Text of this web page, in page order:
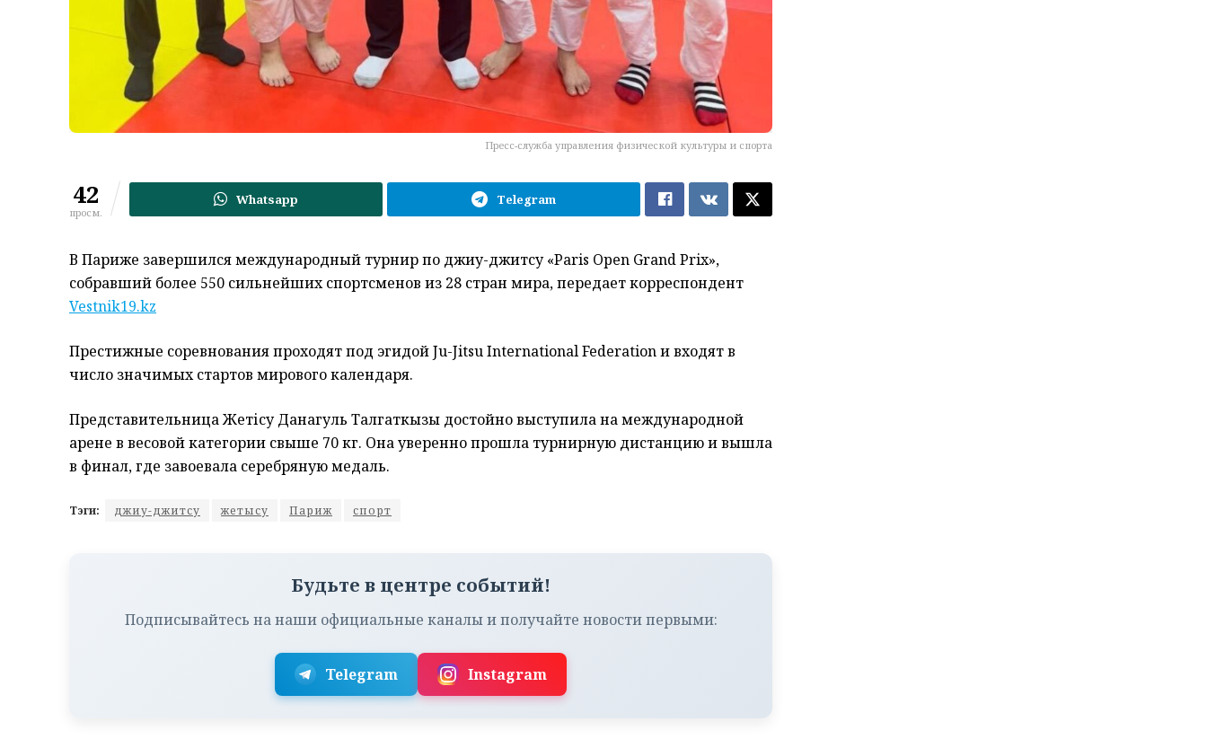
Пресс-служба управления физической культуры и спорта
42
просм.
Whatsapp Telegram
В Париже завершился международный турнир по джиу-джитсу «Paris Open Grand Prix»,
собравший более 550 сильнейших спортсменов из 28 стран мира, передает корреспондент
Vestnik19.kz
Престижные соревнования проходят под эгидойJu-Jitsu International Federationи входят в
число значимых стартов мирового календаря.
Представительница ЖетісуДанагуль Талгаткызы достойно выступила на международной
арене в весовой категории свыше 70 кг. Она уверенно прошла турнирную дистанцию и вышла
в финал, где завоевала серебряную медаль.
Тэги: джиу-джитсу жетысу Париж спорт
Будьте в центре событий!
Подписывайтесь на наши официальные каналы и получайте новости первыми:
Telegram Instagram